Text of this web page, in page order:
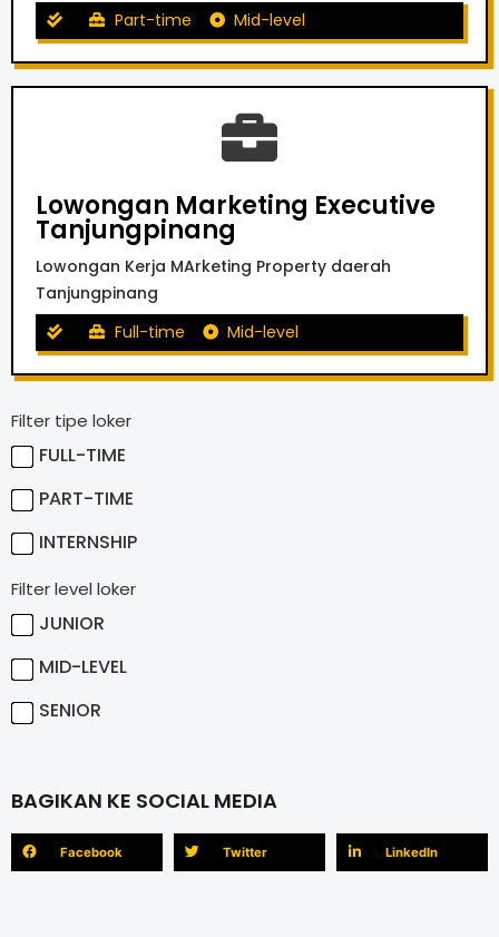
Part-time Mid-level
Lowongan Marketing Executive
Tanjungpinang
Lowongan Kerja MArketing Property daerah
Tanjungpinang
Full-time
Mid-level
Filter tipe loker
FULL-TIME
PART-TIME
INTERNSHIP
Filter level loker
JUNIOR
MID-LEVEL
SENIOR
BAGIKAN KE SOCIAL MEDIA
Facebook Twitter LinkedIn